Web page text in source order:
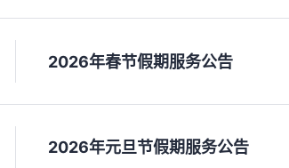
2026年春节假期服务公告
2026年元旦节假期服务公告